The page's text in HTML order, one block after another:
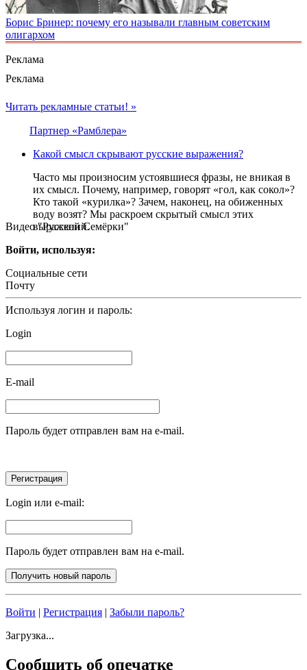
Борис Бринер: почему его называли главным советским
олигархом
Реклама
Реклама
Видео "Русской Семёрки"
Читать рекламные статьи! »
Партнер «Рамблера»
Какой смысл скрывают русские выражения?
Часто мы произносим устоявшиеся фразы, не вникая в
их смысл. Почему, например, говорят «гол, как сокол»?
Кто такой «курилка»? Зачем, наконец, на обиженных
воду возят? Мы раскроем скрытый смысл этих
выражений.
Войти, используя:
Социальные сети
Почту
Используя логин и пароль:
Login
E-mail
Пароль будет отправлен вам на e-mail.
Login или e-mail:
Пароль будет отправлен вам на e-mail.
Войти | Регистрация | Забыли пароль?
Загрузка...
Сообщить об опечатке